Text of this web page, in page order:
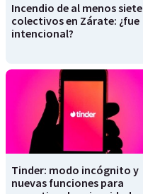
Incendio de al menos siete
colectivos en Zárate: ¿fue
intencional?
Tinder: modo incógnito y
nuevas funciones para